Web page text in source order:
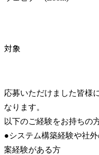
対象
応募いただけました皆様
なります。
以下のご経験をお持ちの
●システム構築経験や社
案経験がある方